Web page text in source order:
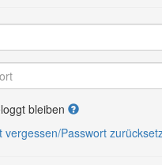
bleiben
vergessen/Passwort